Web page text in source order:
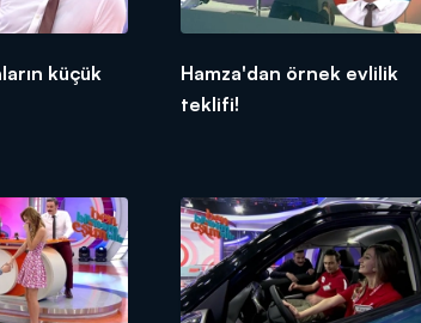
küçük
Hamza'dan örnek evlilik
teklifi!